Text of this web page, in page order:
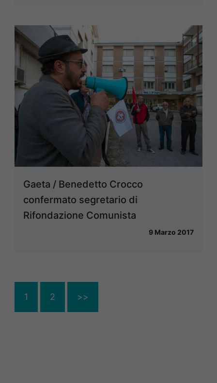
Gaeta / Benedetto Crocco
confermato segretario di
Rifondazione Comunista
9 Marzo 2017
1 2 >>